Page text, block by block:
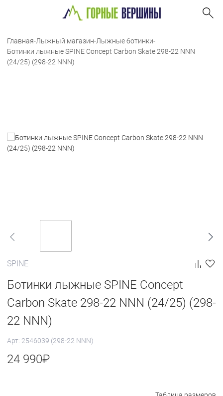
Главная-Лыжный магазин-Лыжные ботинки-
Ботинки лыжные SPINE Concept Carbon Skate 298-22 NNN
(24/25) (298-22 NNN)
SPINE
Ботинки лыжные SPINE Concept
Carbon Skate 298-22 NNN (24/25) (298-
22 NNN)
Арт: 2546039 (298-22 NNN)
24 990₽